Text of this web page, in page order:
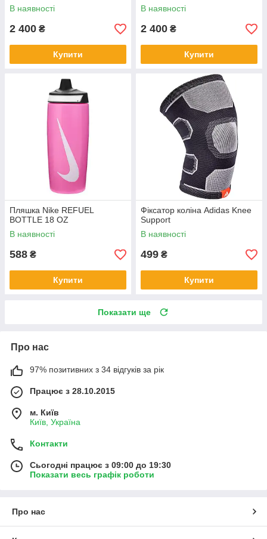
В наявності
2 400 ₴
Купити
В наявності
2 400 ₴
Купити
Пляшка Nike REFUEL
BOTTLE 18 OZ
В наявності
588 ₴
Купити
Фіксатор коліна Adidas Knee
Support
В наявності
499 ₴
Купити
Показати ще
Про нас
97% позитивних з 34 відгуків за рік
Працює з 28.10.2015
м. Київ
Київ, Україна
Контакти
Сьогодні працює з 09:00 до 19:30
Показати весь графік роботи
Про нас